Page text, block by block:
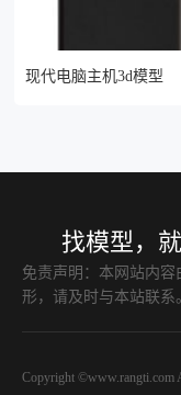
现代电脑主机3d模型
找模型，
免责声明：本网站内
形，请及时与本站联系
Copyright ©www.rangti.com